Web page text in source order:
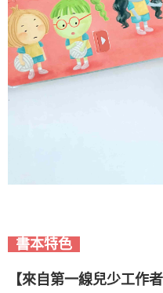
書本特色
【來自第一線兒少工作